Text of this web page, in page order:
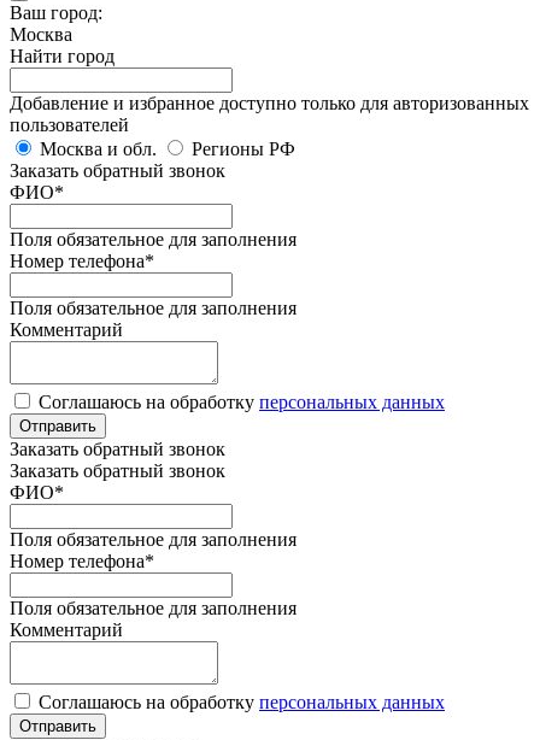
Ваш город:
Москва
Найти город
Добавление и избранное доступно только для авторизованных
пользователей
Москва и обл.
Регионы РФ
Заказать обратный звонок
ФИО*
Поля обязательное для заполнения
Номер телефона*
Поля обязательное для заполнения
Комментарий
Соглашаюсь на обработку персональных данных
Отправить
Заказать обратный звонок
Заказать обратный звонок
ФИО*
Поля обязательное для заполнения
Номер телефона*
Поля обязательное для заполнения
Комментарий
Соглашаюсь на обработку персональных данных
Отправить